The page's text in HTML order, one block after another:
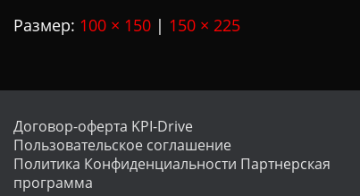
Размер: 100 × 150 | 150 × 225
Договор-оферта KPI-Drive
Пользовательское соглашение
Политика Конфиденциальности Партнерская
программа